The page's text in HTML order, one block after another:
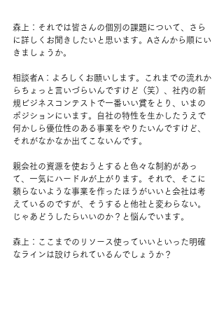
森上：それでは皆さんの個別の課題について、さら
に詳しくお聞きしたいと思います。Aさんから順にい
きましょうか。
相談者A：よろしくお願いします。これまでの流れか
らちょっと言いづらいんですけど（笑）、社内の新
規ビジネスコンテストで一番いい賞をとり、いまの
ポジションにいます。自社の特性を生かしたうえで
何かしら優位性のある事業をやりたいんですけど、
それがなかなか出てこないんです。
親会社の資源を使おうとすると色々な制約があっ
て、一気にハードルが上がります。それで、そこに
頼らないような事業を作ったほうがいいと会社は考
えているのですが、そうすると他社と変わらない。
じゃあどうしたらいいのか？と悩んでいます。
森上：ここまでのリソース使っていいといった明確
なラインは設けられているんでしょうか？